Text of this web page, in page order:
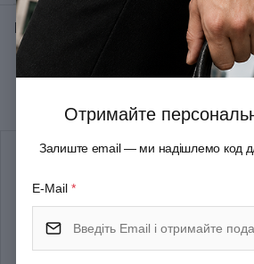
Відгуки: ★ 0 (0)
Отримайте
Залиште email — ми надішлемо код
E-Mail *